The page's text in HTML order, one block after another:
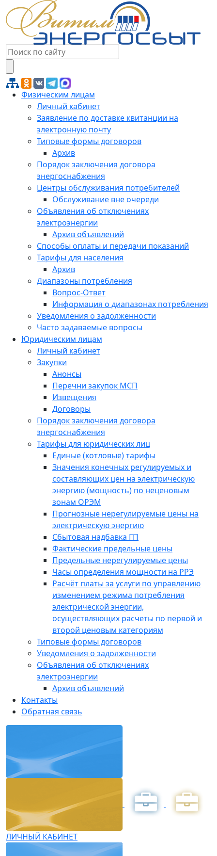
Физическим лицам
Личный кабинет
Заявление по доставке квитанции на
электронную почту
Типовые формы договоров
Архив
Порядок заключения договора
энергоснабжения
Центры обслуживания потребителей
Обслуживание вне очереди
Объявления об отключениях
электроэнергии
Архив объявлений
Способы оплаты и передачи показаний
Тарифы для населения
Архив
Диапазоны потребления
Вопрос-Ответ
Информация о диапазонах потребления
Уведомления о задолженности
Часто задаваемые вопросы
Юридическим лицам
Личный кабинет
Закупки
Анонсы
Перечни закупок МСП
Извещения
Договоры
Порядок заключения договора
энергоснабжения
Тарифы для юридических лиц
Единые (котловые) тарифы
Значения конечных регулируемых и
составляющих цен на электрическую
энергию (мощность) по неценовым
зонам ОРЭМ
Прогнозные нерегулируемые цены на
электрическую энергию
Сбытовая надбавка ГП
Фактические предельные цены
Предельные нерегулируемые цены
Часы определения мощности на РРЭ
Расчёт платы за услуги по управлению
изменением режима потребления
электрической энергии,
осуществляющих расчеты по первой и
второй ценовым категориям
Типовые формы договоров
Уведомления о задолженности
Объявления об отключениях
электроэнергии
Архив объявлений
Контакты
Обратная связь
ЛИЧНЫЙ КАБИНЕТ